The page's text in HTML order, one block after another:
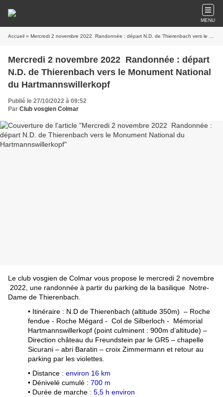
MENU
Accueil » Mercredi 2 novembre 2022 Randonnée : départ N.D. de Thierenbach vers le Monument National du Hartmannswillerkopf
Mercredi 2 novembre 2022 Randonnée : départ
N.D. de Thierenbach vers le Monument National
du Hartmannswillerkopf
Publié le 27/10/2022 à 09:52
Par Club vosgien Colmar
Le club vosgien de Colmar vous propose le mercredi 2 novembre
2022, une randonnée à partir du parking de la basilique Notre-
Dame de Thierenbach.
• Itinéraire : N.D de Thierenbach (altitude 350m) – Roche
fendue - Roche Mégard - Col de Silberloch - Mémorial
Hartmannswillerkopf (point culminent : 900m d’altitude) –
Direction château du Freundstein par le GR5 – chapelle
Sicurani – abri Baratin – croix Zimmermann et retour au
parking par les violettes.
• Distance : environ 16 km
• Dénivelé cumulé : 700 m
• Durée de marche : 5,5 h environ